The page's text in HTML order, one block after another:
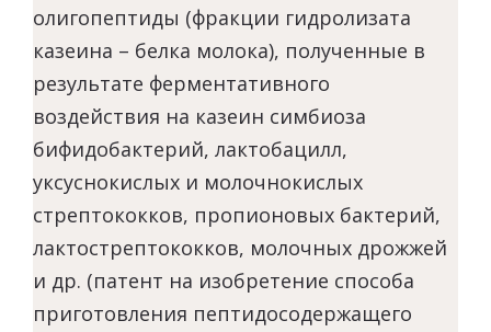
олигопептиды (фракции гидролизата
казеина – белка молока), полученные в
результате ферментативного
воздействия на казеин симбиоза
бифидобактерий, лактобацилл,
уксуснокислых и молочнокислых
стрептококков, пропионовых бактерий,
лактострептококков, молочных дрожжей
и др. (патент на изобретение способа
приготовления пептидосодержащего